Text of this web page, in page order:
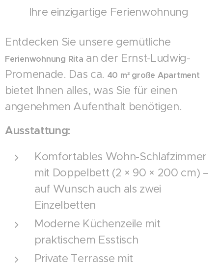
Ihre einzigartige Ferienwohnung
Entdecken Sie unsere gemütliche
Ferienwohnung Rita an der Ernst-Ludwig-
Promenade. Das ca. 40 m² große Apartment
bietet Ihnen alles, was Sie für einen
angenehmen Aufenthalt benötigen.
Ausstattung:
Komfortables Wohn-Schlafzimmer
mit Doppelbett (2 × 90 × 200 cm) –
auf Wunsch auch als zwei
Einzelbetten
Moderne Küchenzeile mit
praktischem Esstisch
Private Terrasse mit